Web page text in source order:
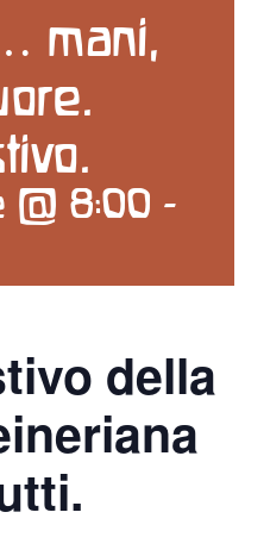
mani,
@ 8:00 -
della